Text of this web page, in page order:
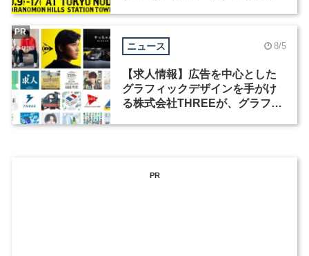
ニュース 8/5
【求人情報】広告を中心とした
グラフィックデザインを手がけ
る株式会社THREEが、グラフィ
PR
PR